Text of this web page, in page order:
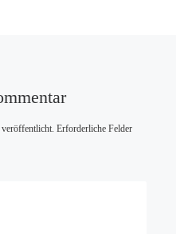
Erforderliche Felder